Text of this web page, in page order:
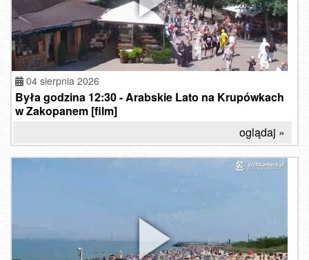
04 sierpnia 2026
Była godzina 12:30 - Arabskie Lato na Krupówkach
w Zakopanem [film]
oglądaj »